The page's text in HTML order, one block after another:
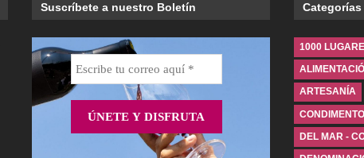
Suscríbete a nuestro Boletín Categorías
1000
ARTESANÍA
DEL MAR -